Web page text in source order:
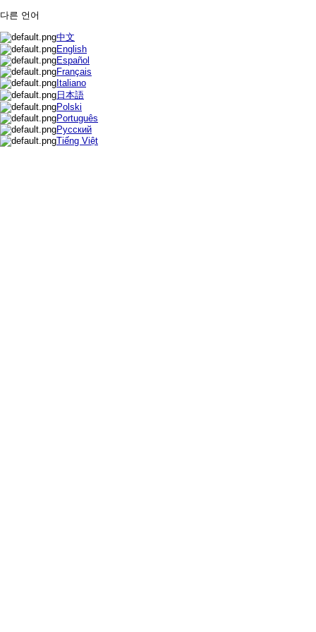
다른 언어
中文
English
Español
Français
Italiano
日本語
Polski
Português
Русский
Tiếng Việt